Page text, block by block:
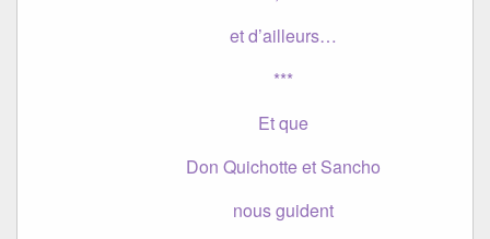
et d’ailleurs…
***
Et que
Don Quichotte et Sancho
nous guident